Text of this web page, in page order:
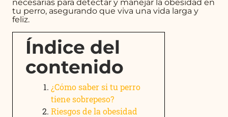
necesarias para detectar y manejar la obesidad en
tu perro, asegurando que viva una vida larga y
feliz.
Índice del
contenido
¿Cómo saber si tu perro
tiene sobrepeso?
Riesgos de la obesidad